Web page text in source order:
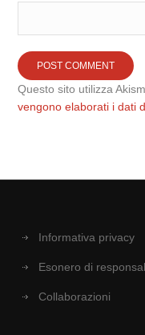
Questo sito utilizza
vengono elaborati i dati
Informativa privacy
Esonero di
Collaborazioni